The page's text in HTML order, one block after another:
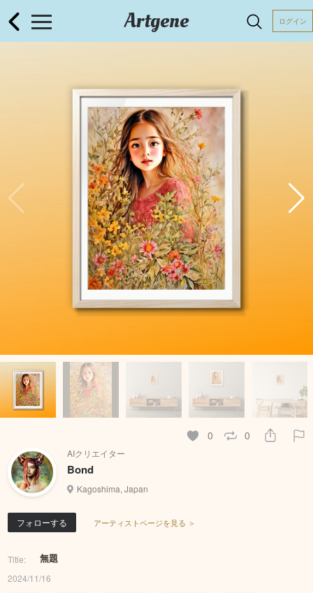
Artgene ログイン
0 0
AIクリエイター
Bond
Kagoshima, Japan
フォローする アーティストページを見る ＞
Title: 無題
2024/11/16